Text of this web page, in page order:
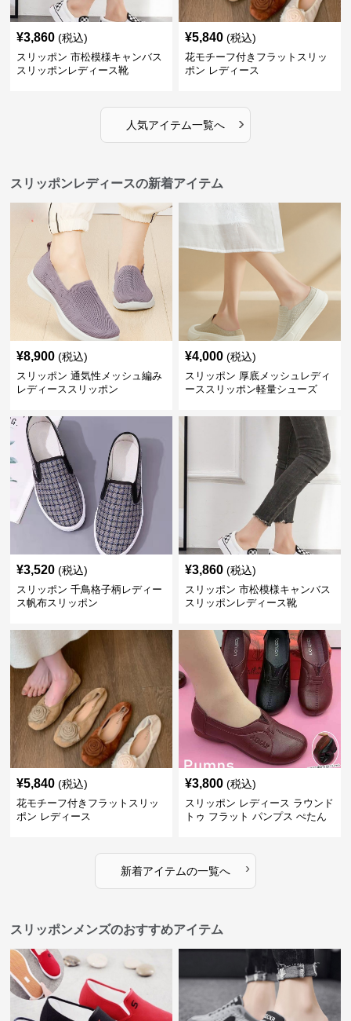
¥3,860 (税込)
スリッポン 市松模様キャンバス
スリッポンレディース靴
¥5,840 (税込)
花モチーフ付きフラットスリッ
ポン レディース
人気アイテム一覧へ ›
スリッポンレディースの新着アイテム
¥8,900 (税込)
スリッポン 通気性メッシュ編み
レディーススリッポン
¥4,000 (税込)
スリッポン 厚底メッシュレディ
ーススリッポン軽量シューズ
¥3,520 (税込)
スリッポン 千鳥格子柄レディー
ス帆布スリッポン
¥3,860 (税込)
スリッポン 市松模様キャンバス
スリッポンレディース靴
¥5,840 (税込)
花モチーフ付きフラットスリッ
ポン レディース
¥3,800 (税込)
スリッポン レディース ラウンド
トゥ フラット パンプス ぺたん
新着アイテムの一覧へ ›
スリッポンメンズのおすすめアイテム